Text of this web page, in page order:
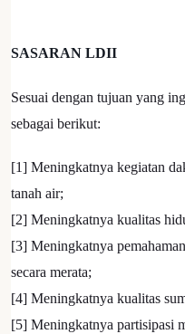
SASARAN LDII
Sesuai dengan tujuan yang
sebagai berikut:
[1] Meningkatnya kegiatan
tanah air;
[2] Meningkatnya kualitas
[3] Meningkatnya
secara merata;
[4] Meningkatnya kualitas
[5] Meningkatnya partisipasi